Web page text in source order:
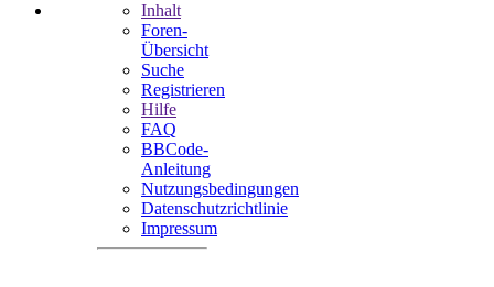
Inhalt
Foren-
Übersicht
Suche
Registrieren
Hilfe
FAQ
BBCode-
Anleitung
Nutzungsbedingungen
Datenschutzrichtlinie
Impressum